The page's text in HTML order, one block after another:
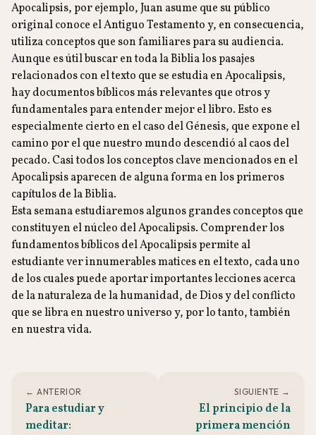
Apocalipsis, por ejemplo, Juan asume que su público
original conoce el Antiguo Testamento y, en consecuencia,
utiliza conceptos que son familiares para su audiencia.
Aunque es útil buscar en toda la Biblia los pasajes
relacionados con el texto que se estudia en Apocalipsis,
hay documentos bíblicos más relevantes que otros y
fundamentales para entender mejor el libro. Esto es
especialmente cierto en el caso del Génesis, que expone el
camino por el que nuestro mundo descendió al caos del
pecado. Casi todos los conceptos clave mencionados en el
Apocalipsis aparecen de alguna forma en los primeros
capítulos de la Biblia.
Esta semana estudiaremos algunos grandes conceptos que
constituyen el núcleo del Apocalipsis. Comprender los
fundamentos bíblicos del Apocalipsis permite al
estudiante ver innumerables matices en el texto, cada uno
de los cuales puede aportar importantes lecciones acerca
de la naturaleza de la humanidad, de Dios y del conflicto
que se libra en nuestro universo y, por lo tanto, también
en nuestra vida.
← ANTERIOR
Para estudiar y
meditar:
SIGUIENTE →
El principio de la
primera mención